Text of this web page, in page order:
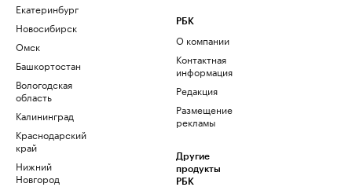
Екатеринбург
Новосибирск
Омск
Башкортостан
Вологодская
область
Калининград
Краснодарский
край
Нижний
Новгород
РБК
О компании
Контактная
информация
Редакция
Размещение
рекламы
Другие
продукты
РБК